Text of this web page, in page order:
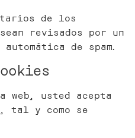
de los
revisados por un
de spam.
web, usted acepta
tal y como se